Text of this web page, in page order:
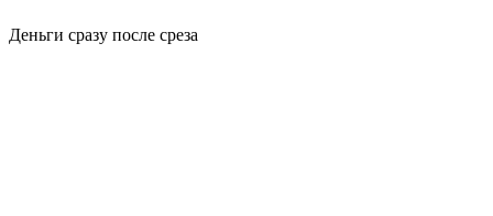
Деньги сразу после среза